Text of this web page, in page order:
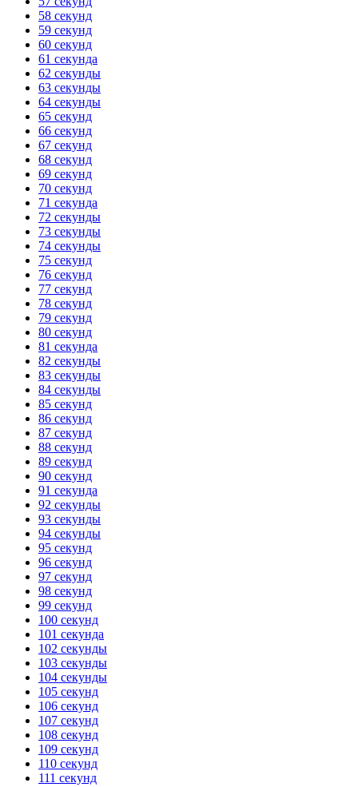
58 секунд
59 секунд
60 секунд
61 секунда
62 секунды
63 секунды
64 секунды
65 секунд
66 секунд
67 секунд
68 секунд
69 секунд
70 секунд
71 секунда
72 секунды
73 секунды
74 секунды
75 секунд
76 секунд
77 секунд
78 секунд
79 секунд
80 секунд
81 секунда
82 секунды
83 секунды
84 секунды
85 секунд
86 секунд
87 секунд
88 секунд
89 секунд
90 секунд
91 секунда
92 секунды
93 секунды
94 секунды
95 секунд
96 секунд
97 секунд
98 секунд
99 секунд
100 секунд
101 секунда
102 секунды
103 секунды
104 секунды
105 секунд
106 секунд
107 секунд
108 секунд
109 секунд
110 секунд
111 секунд